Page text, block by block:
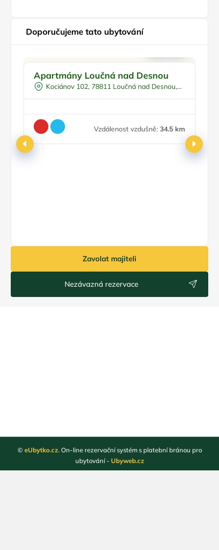
Doporučujeme tato ubytování
Apartmány Loučná nad Desnou
Kociánov 102, 78811 Loučná nad Desnou,
Vzdálenost vzdušně: 34.5 km
Zavolat majiteli
Nezávazná rezervace
© eUbytko.cz. On-line rezervační systém s platební bránou pro
ubytování - Ubyweb.cz